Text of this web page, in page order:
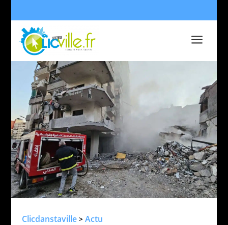
a
Clicdanstaville> Actu